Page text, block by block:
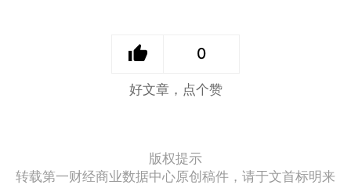
0
好文章，点个赞
版权提示
转载第一财经商业数据中心原创稿件，请于文首标明来